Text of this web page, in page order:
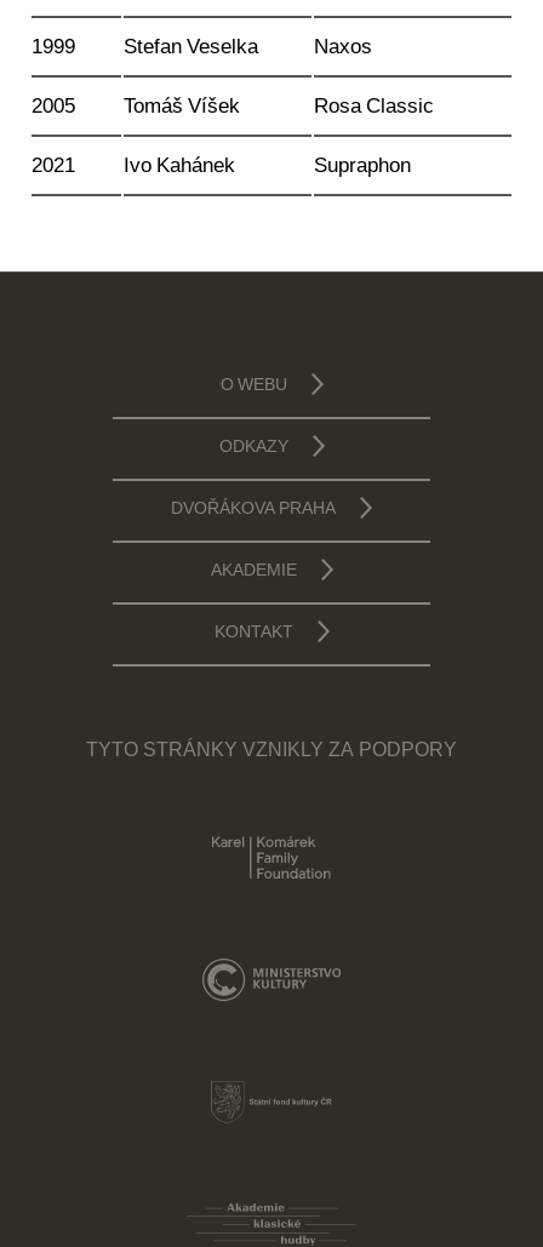
1999 Stefan Veselka Naxos
2005 Tomáš Víšek Rosa Classic
2021 Ivo Kahánek Supraphon
O WEBU
ODKAZY
DVOŘÁKOVA PRAHA
AKADEMIE
KONTAKT
TYTO STRÁNKY VZNIKLY ZA PODPORY